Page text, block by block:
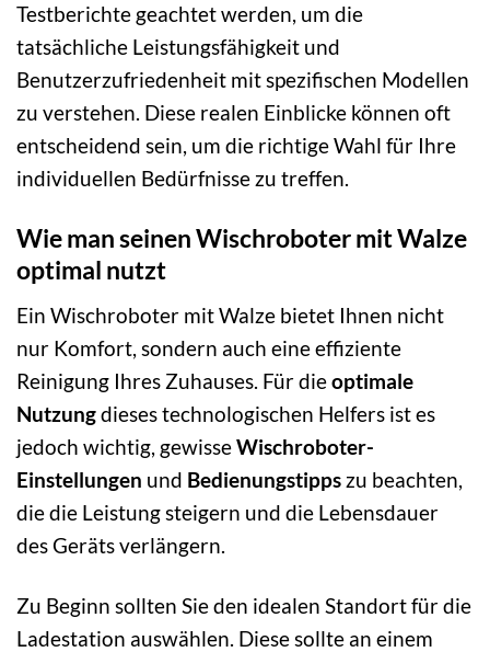
Testberichte geachtet werden, um die
tatsächliche Leistungsfähigkeit und
Benutzerzufriedenheit mit spezifischen Modellen
zu verstehen. Diese realen Einblicke können oft
entscheidend sein, um die richtige Wahl für Ihre
individuellen Bedürfnisse zu treffen.
Wie man seinen Wischroboter mit Walze
optimal nutzt
Ein Wischroboter mit Walze bietet Ihnen nicht
nur Komfort, sondern auch eine effiziente
Reinigung Ihres Zuhauses. Für dieoptimale
Nutzungdieses technologischen Helfers ist es
jedoch wichtig, gewisseWischroboter-
Einstellungen und Bedienungstipps zu beachten,
die die Leistung steigern und die Lebensdauer
des Geräts verlängern.
Zu Beginn sollten Sie den idealen Standort für die
Ladestation auswählen. Diese sollte an einem